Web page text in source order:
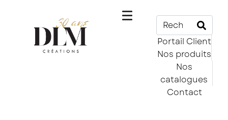
Portail Client
Nos produits
Nos
catalogues
Contact